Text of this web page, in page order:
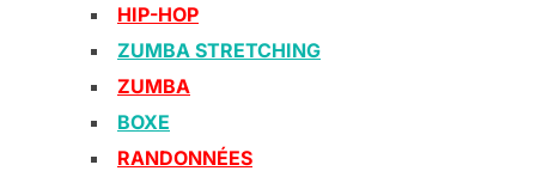
HIP-HOP
ZUMBA STRETCHING
ZUMBA
BOXE
RANDONNÉES